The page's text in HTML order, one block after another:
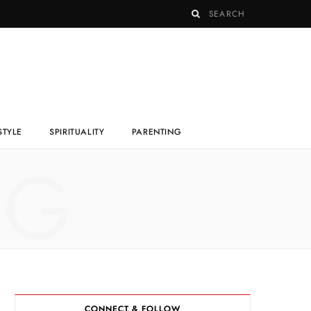
SPIRITUALITY PARENTING
CONNECT & FOLLOW